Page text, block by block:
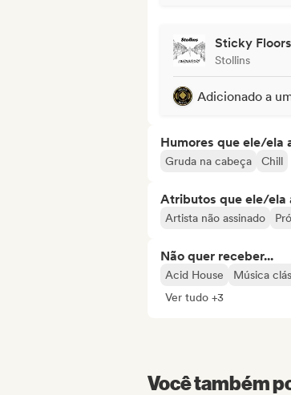
Sticky Floors
Stollins
Adicionado a
Humores que ele/ela
Gruda na cabeça Chill
Atributos que ele/ela
Artista não assinado
Não quer receber...
Acid House Música
Ver tudo +3
Você também